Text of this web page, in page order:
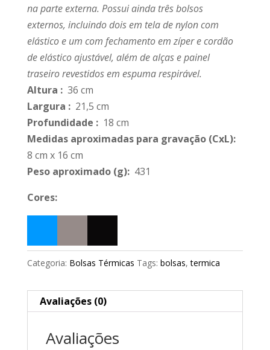
na parte externa. Possui ainda três bolsos
externos, incluindo dois em tela de nylon com
elástico e um com fechamento em zíper e cordão
de elástico ajustável, além de alças e painel
traseiro revestidos em espuma respirável.
Altura :36 cm
Largura : 21,5 cm
Profundidade :18 cm
Medidas aproximadas para gravação(CxL):
8 cm x 16 cm
Peso aproximado(g):431
Cores:
Categoria: Bolsas Térmicas Tags: bolsas,termica
Avaliações (0)
Avaliações